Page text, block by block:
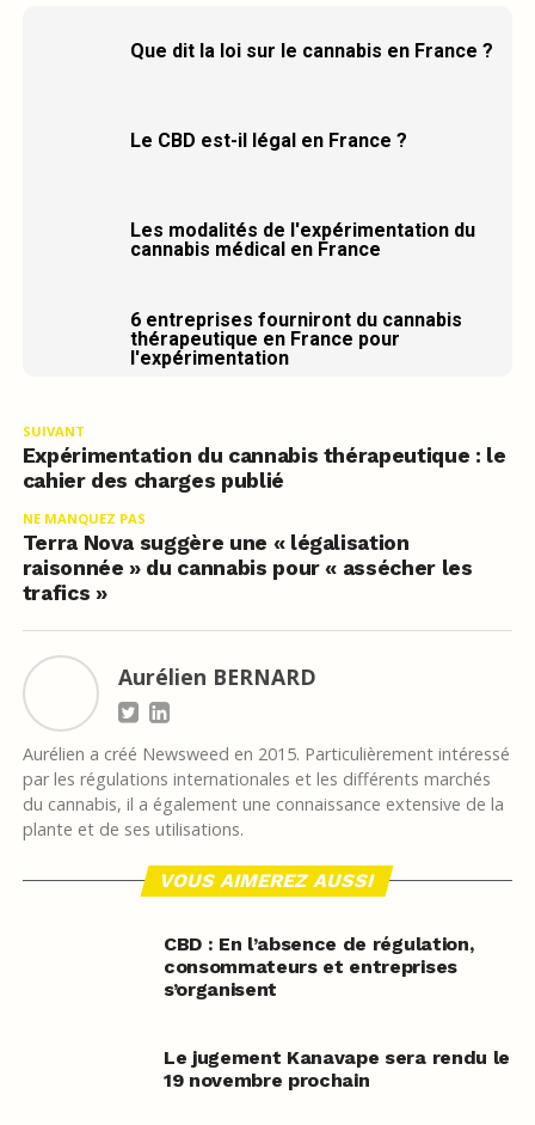
Que dit la loi sur le cannabis en France ?
Le CBD est-il légal en France ?
Les modalités de l'expérimentation du
cannabis médical en France
6 entreprises fourniront du cannabis
thérapeutique en France pour
l'expérimentation
SUIVANT
Expérimentation du cannabis thérapeutique : le
cahier des charges publié
NE MANQUEZ PAS
Terra Nova suggère une « légalisation
raisonnée » du cannabis pour « assécher les
trafics »
Aurélien BERNARD
Aurélien a créé Newsweed en 2015. Particulièrement intéressé
par les régulations internationales et les différents marchés
du cannabis, il a également une connaissance extensive de la
plante et de ses utilisations.
VOUS AIMEREZ AUSSI
CBD : En l’absence de régulation,
consommateurs et entreprises
s’organisent
Le jugement Kanavape sera rendu le
19 novembre prochain